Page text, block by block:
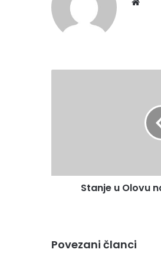
Stanje u Olovu
Povezani članci